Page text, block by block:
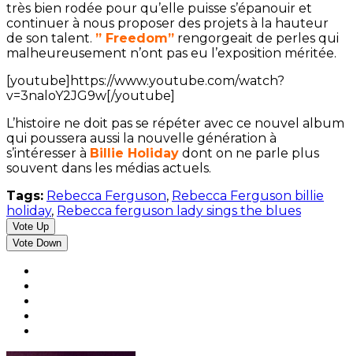
très bien rodée pour qu’elle puisse s’épanouir et
continuer à nous proposer des projets à la hauteur
de son talent. ” Freedom” rengorgeait de perles qui
malheureusement n’ont pas eu l’exposition méritée.
[youtube]https://www.youtube.com/watch?
v=3naloY2JG9w[/youtube]
L’histoire ne doit pas se répéter avec ce nouvel album
qui poussera aussi la nouvelle génération à
s’intéresser à Billie Holiday dont on ne parle plus
souvent dans les médias actuels.
Tags: Rebecca Ferguson, Rebecca Ferguson billie
holiday, Rebecca ferguson lady sings the blues
Vote Up
Vote Down